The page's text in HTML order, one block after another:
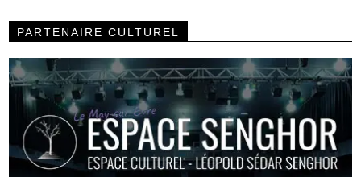
PARTENAIRE CULTUREL